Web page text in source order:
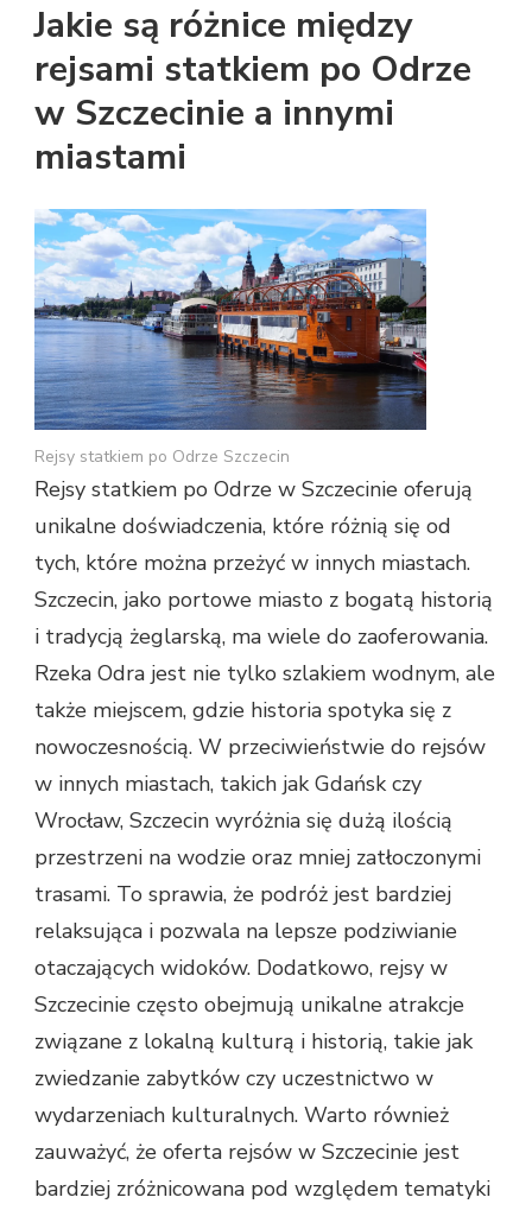
Jakie są różnice między
rejsami statkiem po Odrze
w Szczecinie a innymi
miastami
Rejsy statkiem po Odrze Szczecin
Rejsy statkiem po Odrze w Szczecinie oferują
unikalne doświadczenia, które różnią się od
tych, które można przeżyć w innych miastach.
Szczecin, jako portowe miasto z bogatą historią
i tradycją żeglarską, ma wiele do zaoferowania.
Rzeka Odra jest nie tylko szlakiem wodnym, ale
także miejscem, gdzie historia spotyka się z
nowoczesnością. W przeciwieństwie do rejsów
w innych miastach, takich jak Gdańsk czy
Wrocław, Szczecin wyróżnia się dużą ilością
przestrzeni na wodzie oraz mniej zatłoczonymi
trasami. To sprawia, że podróż jest bardziej
relaksująca i pozwala na lepsze podziwianie
otaczających widoków. Dodatkowo, rejsy w
Szczecinie często obejmują unikalne atrakcje
związane z lokalną kulturą i historią, takie jak
zwiedzanie zabytków czy uczestnictwo w
wydarzeniach kulturalnych. Warto również
zauważyć, że oferta rejsów w Szczecinie jest
bardziej zróżnicowana pod względem tematyki